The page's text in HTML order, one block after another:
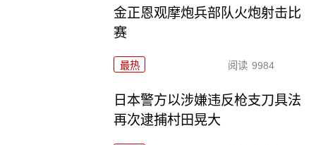
金正恩观摩炮兵部队火炮射击比
赛
最热 阅读 9984
日本警方以涉嫌违反枪支刀具法
再次逮捕村田晃大